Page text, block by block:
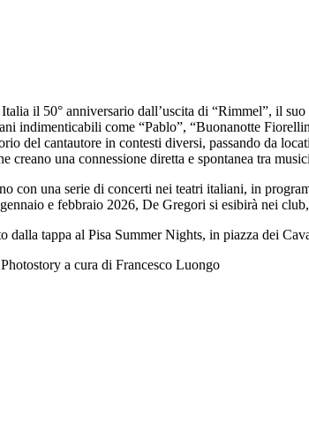
il 50° anniversario dall’uscita di “Rimmel”, il
indimenticabili come “Pablo”, “Buonanotte
del cantautore in contesti diversi, passando da
creano una connessione diretta e spontanea tra
una serie di concerti nei teatri italiani, in
e febbraio 2026, De Gregori si esibirà nei
dalla tappa al Pisa Summer Nights, in piazza dei
Photostory a cura di Francesco Luongo